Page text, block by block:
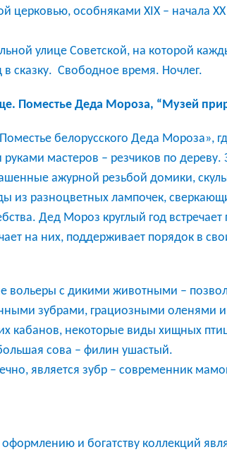
церковью, особняками XIX – начала
улице Советской, на которой
сказку. Свободное время. Ночлег.
Поместье Деда Мороза, “Музей
белорусского Деда Мороза»,
мастеров – резчиков по дереву.
ажурной резьбой домики,
из разноцветных лампочек,
Дед Мороз круглый год встречает
на них, поддерживает порядок в
с дикими животными –
зубрами, грациозными оленями и
кабанов, некоторые виды хищных
сова – филин ушастый.
является зубр – современник
и богатству коллекций